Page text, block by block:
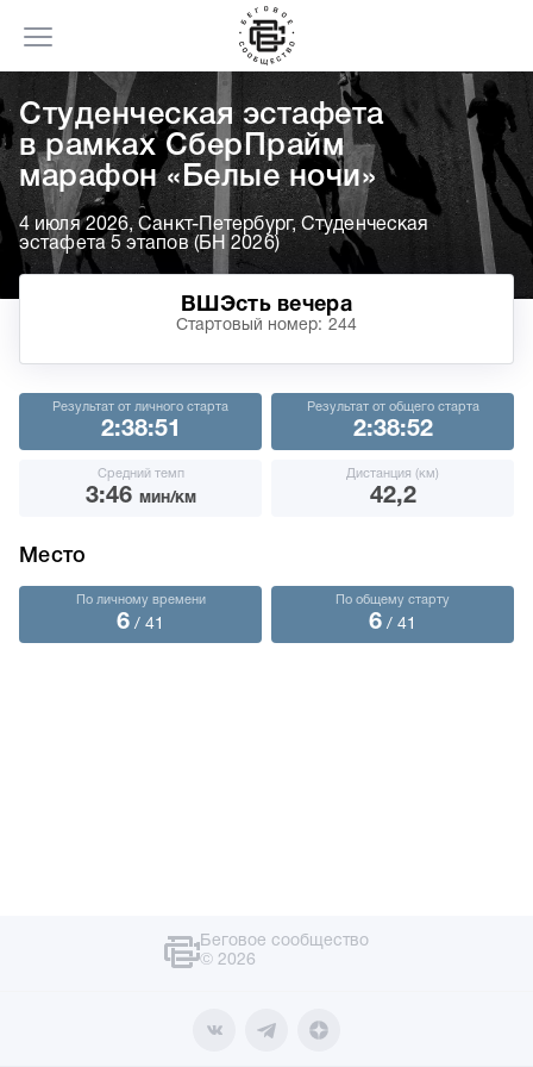
Cтуденческая эстафета
в рамках СберПрайм
марафон «Белые ночи»
4 июля 2026, Санкт-Петербург, Студенческая
эстафета 5 этапов (БН 2026)
ВШЭсть вечера
Стартовый номер: 244
Результат от личного старта
2:38:51
Результат от общего старта
2:38:52
Средний темп
3:46 мин/км
Дистанция (км)
42,2
Место
По личному времени
6 / 41
По общему старту
6 / 41
Беговое сообщество
© 2026